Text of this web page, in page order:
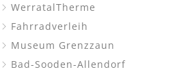
WerratalTherme
Fahrradverleih
Museum Grenzzaun
Bad-Sooden-Allendorf